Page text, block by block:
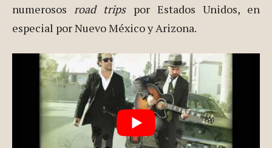
numerososroad tripspor Estados Unidos, en
especial por Nuevo México y Arizona.